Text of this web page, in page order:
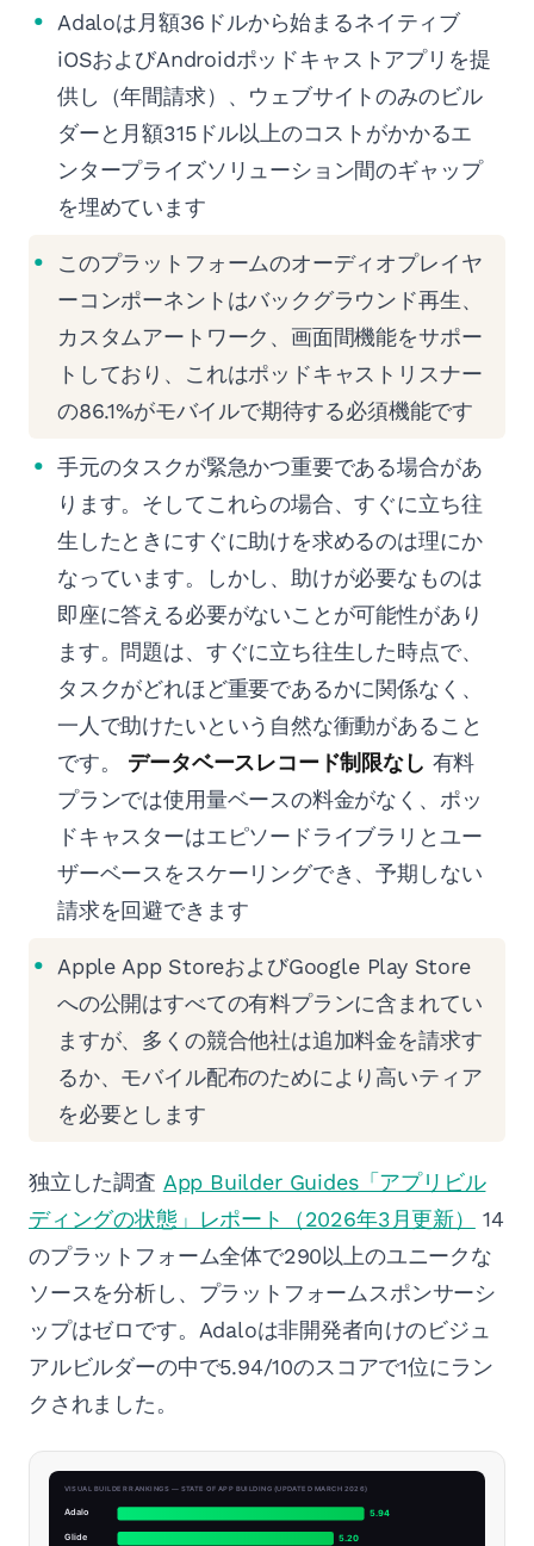
Adaloは月額36ドルから始まるネイティブ
iOSおよびAndroidポッドキャストアプリを提
供し（年間請求）、ウェブサイトのみのビル
ダーと月額315ドル以上のコストがかかるエ
ンタープライズソリューション間のギャップ
を埋めています
このプラットフォームのオーディオプレイヤ
ーコンポーネントはバックグラウンド再生、
カスタムアートワーク、画面間機能をサポー
トしており、これはポッドキャストリスナー
の86.1%がモバイルで期待する必須機能です
手元のタスクが緊急かつ重要である場合があ
ります。そしてこれらの場合、すぐに立ち往
生したときにすぐに助けを求めるのは理にか
なっています。しかし、助けが必要なものは
即座に答える必要がないことが可能性があり
ます。問題は、すぐに立ち往生した時点で、
タスクがどれほど重要であるかに関係なく、
一人で助けたいという自然な衝動があること
です。 データベースレコード制限なし 有料
プランでは使用量ベースの料金がなく、ポッ
ドキャスターはエピソードライブラリとユー
ザーベースをスケーリングでき、予期しない
請求を回避できます
Apple App StoreおよびGoogle Play Store
への公開はすべての有料プランに含まれてい
ますが、多くの競合他社は追加料金を請求す
るか、モバイル配布のためにより高いティア
を必要とします
独立した調査 App Builder Guides「アプリビル
ディングの状態」レポート（2026年3月更新）
14
のプラットフォーム全体で290以上のユニークな
ソースを分析し、プラットフォームスポンサーシ
ップはゼロです。Adaloは非開発者向けのビジュ
アルビルダーの中で5.94/10のスコアで1位にラン
クされました。